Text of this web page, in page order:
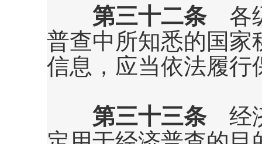
第三十二条各级
普查中所知悉的国家
信息，应当依法履行
第三十三条经济